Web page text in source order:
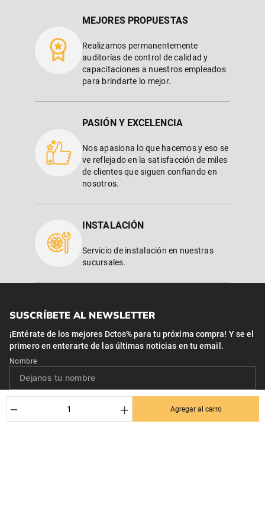
＋
－ Agregar al carro
MEJORES PROPUESTAS
Realizamos permanentemente
auditorías de control de calidad y
capacitaciones a nuestros empleados
para brindarte lo mejor.
PASIÓN Y EXCELENCIA
Nos apasiona lo que hacemos y eso se
ve reflejado en la satisfacción de miles
de clientes que siguen confiando en
nosotros.
INSTALACIÓN
Servicio de instalación en nuestras
sucursales.
SUSCRÍBETE AL NEWSLETTER
¡Entérate de los mejores Dctos% para tu próxima compra! Y se el
primero en enterarte de las últimas noticias en tu email.
Nombre